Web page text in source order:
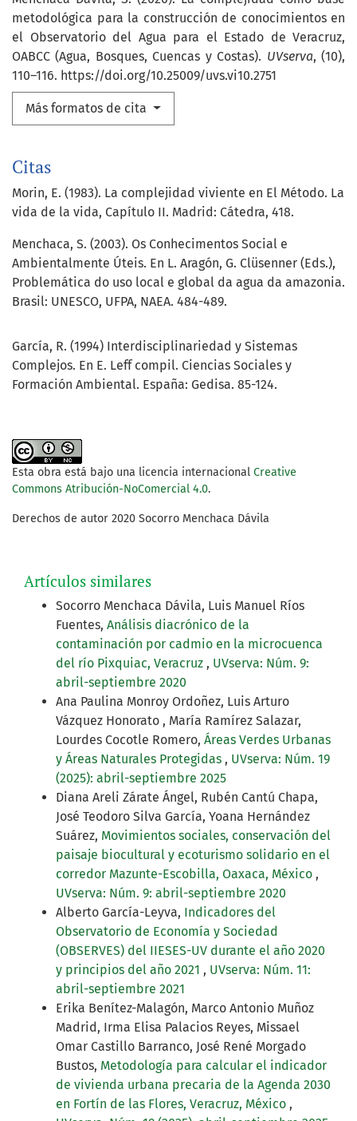
metodológica para la construcción de conocimientos en
el Observatorio del Agua para el Estado de Veracruz,
OABCC (Agua, Bosques, Cuencas y Costas). UVserva, (10),
110–116. https://doi.org/10.25009/uvs.vi10.2751
Más formatos de cita
Citas
Morin, E. (1983). La complejidad viviente en El Método. La
vida de la vida, Capítulo II. Madrid: Cátedra, 418.
Menchaca, S. (2003). Os Conhecimentos Social e
Ambientalmente Úteis. En L. Aragón, G. Clüsenner (Eds.),
Problemática do uso local e global da agua da amazonia.
Brasil: UNESCO, UFPA, NAEA. 484-489.
García, R. (1994) Interdisciplinariedad y Sistemas
Complejos. En E. Leff compil. Ciencias Sociales y
Formación Ambiental. España: Gedisa. 85-124.
Esta obra está bajo una licencia internacional Creative
Commons Atribución-NoComercial 4.0.
Derechos de autor 2020 Socorro Menchaca Dávila
Artículos similares
Socorro Menchaca Dávila, Luis Manuel Ríos
Fuentes, Análisis diacrónico de la
contaminación por cadmio en la microcuenca
del río Pixquiac, Veracruz , UVserva: Núm. 9:
abril-septiembre 2020
Ana Paulina Monroy Ordoñez, Luis Arturo
Vázquez Honorato , María Ramírez Salazar,
Lourdes Cocotle Romero, Áreas Verdes Urbanas
y Áreas Naturales Protegidas , UVserva: Núm. 19
(2025): abril-septiembre 2025
Diana Areli Zárate Ángel, Rubén Cantú Chapa,
José Teodoro Silva García, Yoana Hernández
Suárez, Movimientos sociales, conservación del
paisaje biocultural y ecoturismo solidario en el
corredor Mazunte-Escobilla, Oaxaca, México ,
UVserva: Núm. 9: abril-septiembre 2020
Alberto García-Leyva, Indicadores del
Observatorio de Economía y Sociedad
(OBSERVES) del IIESES-UV durante el año 2020
y principios del año 2021 , UVserva: Núm. 11:
abril-septiembre 2021
Erika Benítez-Malagón, Marco Antonio Muñoz
Madrid, Irma Elisa Palacios Reyes, Missael
Omar Castillo Barranco, José René Morgado
Bustos, Metodología para calcular el indicador
de vivienda urbana precaria de la Agenda 2030
en Fortín de las Flores, Veracruz, México ,